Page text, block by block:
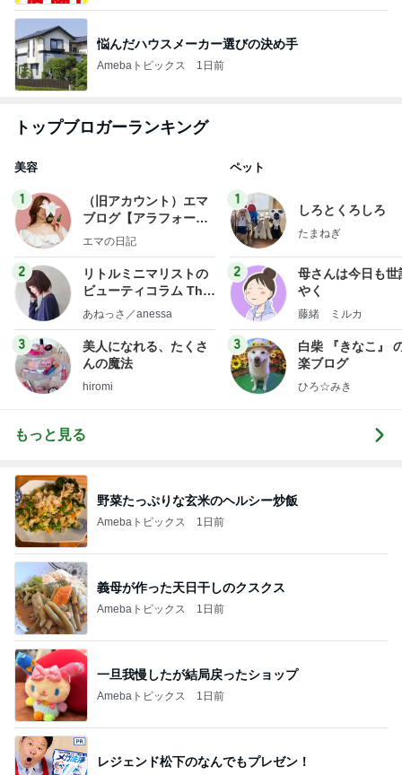
悩んだハウスメーカー選びの決め手
Amebaトピックス 1日前
トップブロガーランキング
美容
1
（旧アカウント）エマ
ブログ【アラフォー会
社売却セカンドライ
エマの日記
2
リトルミニマリストの
ビューティコラム The
little minimalist's bea
あねっさ／anessa
3
美人になれる、たくさ
んの魔法
hiromi
ペット
1
しろとくろしろ
たまねぎ
2
母さんは今日も世
やく
藤緒 ミルカ
3
白柴 『きなこ』
楽ブログ
ひろ☆みき
もっと見る
野菜たっぷりな玄米のヘルシー炒飯
Amebaトピックス 1日前
義母が作った天日干しのクスクス
Amebaトピックス 1日前
一旦我慢したが結局戻ったショップ
Amebaトピックス 1日前
レジェンド松下のなんでもプレゼン！